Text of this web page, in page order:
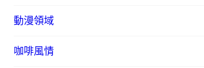
動漫領域
咖啡風情